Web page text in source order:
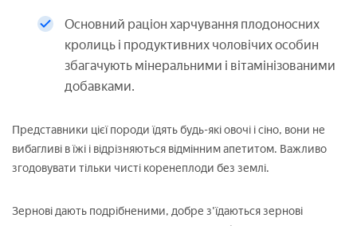
Основний раціон харчування плодоносних
кролиць і продуктивних чоловічих особин
збагачують мінеральними і вітамінізованими
добавками.
Представники цієї породи їдять будь-які овочі і сіно, вони не
вибагливі в їжі і відрізняються відмінним апетитом. Важливо
згодовувати тільки чисті коренеплоди без землі.
Зернові дають подрібненими, добре з'їдаються зернові